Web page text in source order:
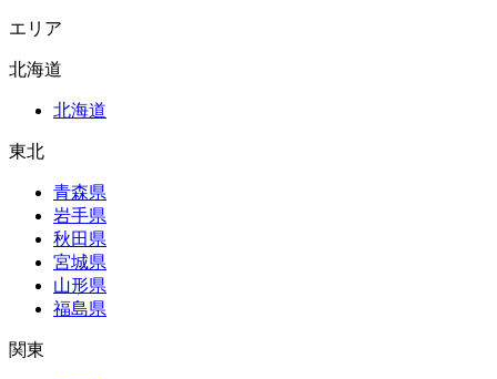
エリア
北海道
北海道
東北
青森県
岩手県
秋田県
宮城県
山形県
福島県
関東